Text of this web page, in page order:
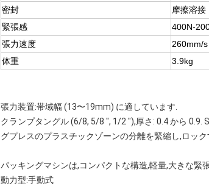
密封
摩擦溶接
緊張感
400N-
張力速度
260mm/
体重
3.9kg
張力装置:帯域幅 (13〜19mm) に適しています.
クランプタングル (6/8, 5/8 ", 1/2 "),厚さ: 0.4 から
グプレスのプラスチックゾーンの分離を緊縮し,ロッ
パッキングマシンは,コンパクトな構造,軽量,大きな緊
動力型:手動式